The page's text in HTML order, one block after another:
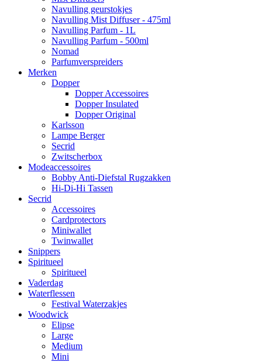
Navulling geurstokjes
Navulling Mist Diffuser - 475ml
Navulling Parfum - 1L
Navulling Parfum - 500ml
Nomad
Parfumverspreiders
Merken
Dopper
Dopper Accessoires
Dopper Insulated
Dopper Original
Karlsson
Lampe Berger
Secrid
Zwitscherbox
Modeaccessoires
Bobby Anti-Diefstal Rugzakken
Hi-Di-Hi Tassen
Secrid
Accessoires
Cardprotectors
Miniwallet
Twinwallet
Snippers
Spiritueel
Spiritueel
Vaderdag
Waterflessen
Festival Waterzakjes
Woodwick
Elipse
Large
Medium
Mini